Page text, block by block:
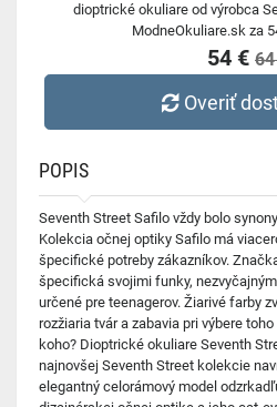
dioptrické okuliare od výrobca
ModneOkuliare.sk za
54 €
Overiť
POPIS
Seventh Street Safilo vždy bolo
Kolekcia očnej optiky Safilo má
špecifické potreby zákazníkov.
špecifická svojimi funky,
určené pre teenagerov. Žiarivé farby
rozžiaria tvár a zabavia pri výbere
koho? Dioptrické okuliare Seventh
najnovšej Seventh Street kolekcie
elegantný celorámový model